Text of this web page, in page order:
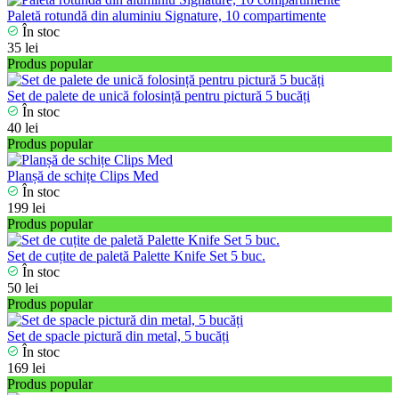
Paletă rotundă din aluminiu Signature, 10 compartimente
În stoc
35 lei
Produs popular
Set de palete de unică folosință pentru pictură 5 bucăți
În stoc
40 lei
Produs popular
Planșă de schițe Clips Med
În stoc
199 lei
Produs popular
Set de сuțite de paletă Palette Knife Set 5 buc.
În stoc
50 lei
Produs popular
Set de spacle pictură din metal, 5 bucăți
În stoc
169 lei
Produs popular